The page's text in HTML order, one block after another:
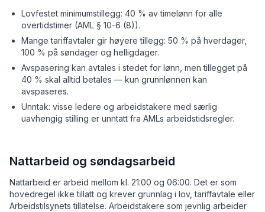
Lovfestet minimumstillegg: 40 % av timelønn for alle
overtidstimer (AML § 10-6 (8)).
Mange tariffavtaler gir høyere tillegg: 50 % på hverdager,
100 % på søndager og helligdager.
Avspasering kan avtales i stedet for lønn, men tillegget på
40 % skal alltid betales — kun grunnlønnen kan
avspaseres.
Unntak: visse ledere og arbeidstakere med særlig
uavhengig stilling er unntatt fra AMLs arbeidstidsregler.
Nattarbeid og søndagsarbeid
Nattarbeid er arbeid mellom kl. 21:00 og 06:00. Det er som
hovedregel ikke tillatt og krever grunnlag i lov, tariffavtale eller
Arbeidstilsynets tillatelse. Arbeidstakere som jevnlig arbeider